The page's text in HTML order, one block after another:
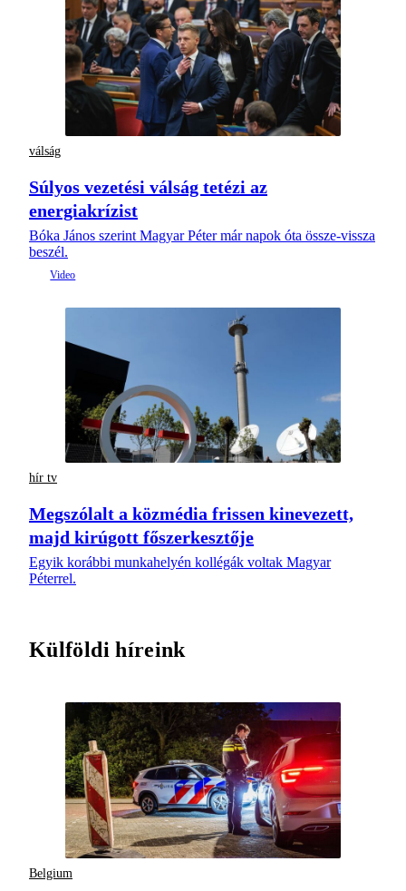
válság
Súlyos vezetési válság tetézi az
energiakrízist
Bóka János szerint Magyar Péter már napok óta össze-vissza
beszél.
hír tv
Megszólalt a közmédia frissen kinevezett,
majd kirúgott főszerkesztője
Egyik korábbi munkahelyén kollégák voltak Magyar
Péterrel.
Külföldi híreink
Belgium